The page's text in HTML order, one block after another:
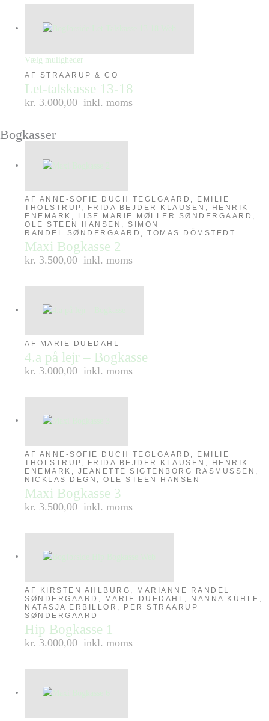
Vælg muligheder
AF STRAARUP & CO
Let-talskasse 13-18
kr. 3.000,00 inkl. moms
Bogkasser
AF ANNE-SOFIE DUCH TEGLGAARD, EMILIE
THOLSTRUP, FRIDA BEJDER KLAUSEN, HENRIK
ENEMARK, LISE MARIE MØLLER SØNDERGAARD,
OLE STEEN HANSEN, SIMON
RANDEL SØNDERGAARD, TOMAS DÖMSTEDT
Maxi Bogkasse 2
kr. 3.500,00 inkl. moms
AF MARIE DUEDAHL
4.a på lejr – Bogkasse
kr. 3.000,00 inkl. moms
AF ANNE-SOFIE DUCH TEGLGAARD, EMILIE
THOLSTRUP, FRIDA BEJDER KLAUSEN, HENRIK
ENEMARK, JEANETTE SIGTENBORG RASMUSSEN,
NICKLAS DEGN, OLE STEEN HANSEN
Maxi Bogkasse 3
kr. 3.500,00 inkl. moms
AF KIRSTEN AHLBURG, MARIANNE RANDEL
SØNDERGAARD, MARIE DUEDAHL, NANNA KÜHLE,
NATASJA ERBILLOR, PER STRAARUP
SØNDERGAARD
Hip Bogkasse 1
kr. 3.000,00 inkl. moms